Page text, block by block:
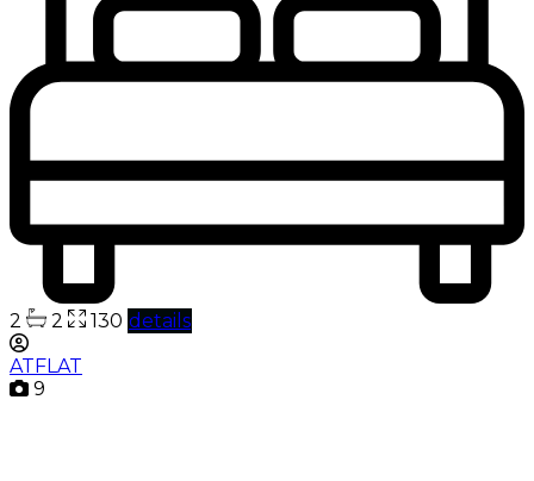
2 2 130 details
ATFLAT
9